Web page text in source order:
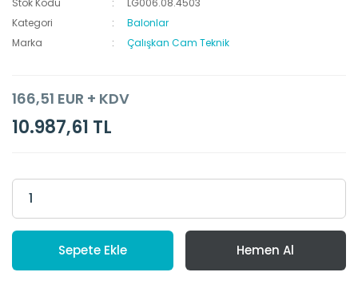
Stok Kodu
LG006.08.4503
Kategori
Balonlar
Marka
Çalışkan Cam Teknik
166,51 EUR + KDV
10.987,61 TL
Sepete Ekle Hemen Al